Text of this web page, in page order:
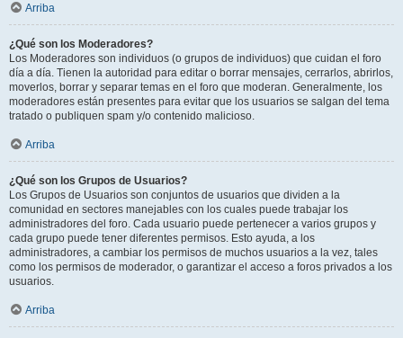
Arriba
¿Qué son los Moderadores?
Los Moderadores son individuos (o grupos de individuos) que cuidan el foro
día a día. Tienen la autoridad para editar o borrar mensajes, cerrarlos, abrirlos,
moverlos, borrar y separar temas en el foro que moderan. Generalmente, los
moderadores están presentes para evitar que los usuarios se salgan del tema
tratado o publiquen spam y/o contenido malicioso.
Arriba
¿Qué son los Grupos de Usuarios?
Los Grupos de Usuarios son conjuntos de usuarios que dividen a la
comunidad en sectores manejables con los cuales puede trabajar los
administradores del foro. Cada usuario puede pertenecer a varios grupos y
cada grupo puede tener diferentes permisos. Esto ayuda, a los
administradores, a cambiar los permisos de muchos usuarios a la vez, tales
como los permisos de moderador, o garantizar el acceso a foros privados a los
usuarios.
Arriba